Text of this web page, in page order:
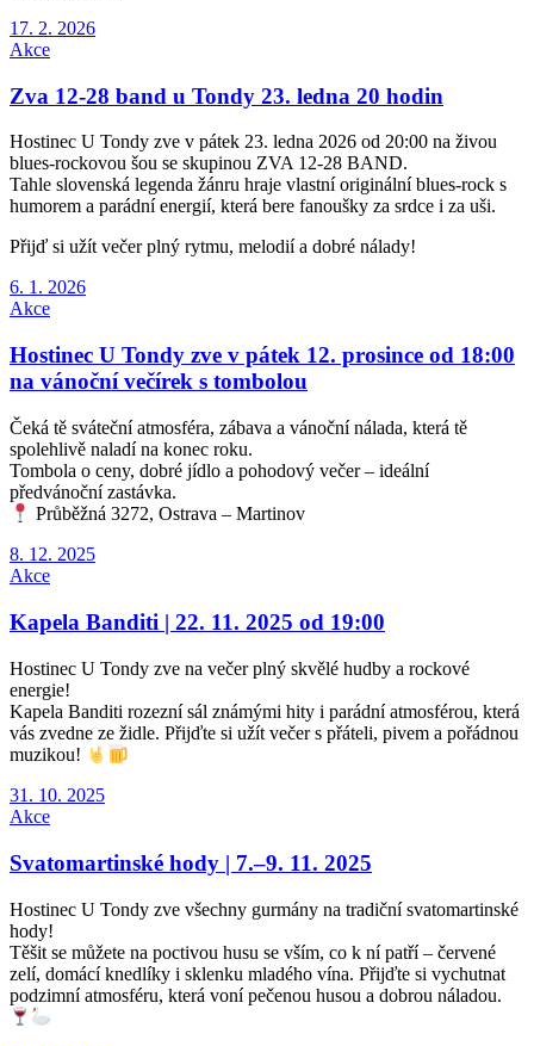
17. 2. 2026
Akce
Zva 12-28 band u Tondy 23. ledna 20 hodin
Hostinec U Tondy zve v pátek 23. ledna 2026 od 20:00 na živou
blues-rockovou šou se skupinou ZVA 12-28 BAND.
Tahle slovenská legenda žánru hraje vlastní originální blues-rock s
humorem a parádní energií, která bere fanoušky za srdce i za uši.
Přijď si užít večer plný rytmu, melodií a dobré nálady!
6. 1. 2026
Akce
Hostinec U Tondy zve v pátek 12. prosince od 18:00
na vánoční večírek s tombolou
Čeká tě sváteční atmosféra, zábava a vánoční nálada, která tě
spolehlivě naladí na konec roku.
Tombola o ceny, dobré jídlo a pohodový večer – ideální
předvánoční zastávka.
Průběžná 3272, Ostrava – Martinov
8. 12. 2025
Akce
Kapela Banditi | 22. 11. 2025 od 19:00
Hostinec U Tondy zve na večer plný skvělé hudby a rockové
energie!
Kapela Banditi rozezní sál známými hity i parádní atmosférou, která
vás zvedne ze židle. Přijďte si užít večer s přáteli, pivem a pořádnou
muzikou!
31. 10. 2025
Akce
Svatomartinské hody | 7.–9. 11. 2025
Hostinec U Tondy zve všechny gurmány na tradiční svatomartinské
hody!
Těšit se můžete na poctivou husu se vším, co k ní patří – červené
zelí, domácí knedlíky i sklenku mladého vína. Přijďte si vychutnat
podzimní atmosféru, která voní pečenou husou a dobrou náladou.